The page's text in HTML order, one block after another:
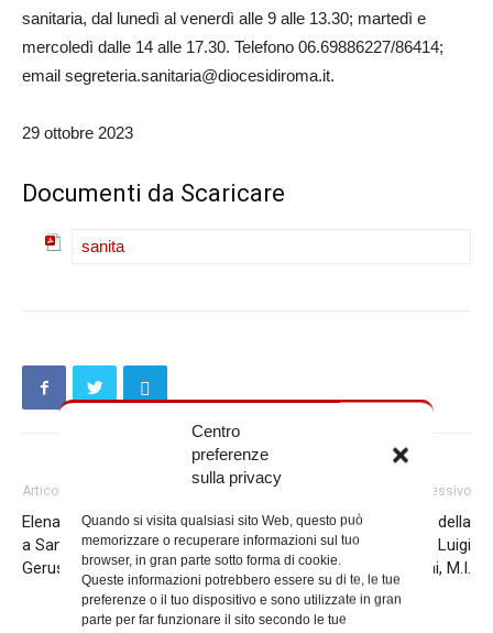
Centro
preferenze
sulla privacy
Quando si visita qualsiasi sito Web, questo può
memorizzare o recuperare informazioni sul tuo
browser, in gran parte sotto forma di cookie.
Queste informazioni potrebbero essere su di te, le tue
preferenze o il tuo dispositivo e sono utilizzate in gran
parte per far funzionare il sito secondo le tue
sanitaria, dal lunedì al venerdì alle 9 alle 13.30; martedì e
mercoledì dalle 14 alle 17.30. Telefono 06.69886227/86414;
email segreteria.sanitaria@diocesidiroma.it.
29 ottobre 2023
Documenti da Scaricare
sanita
Articolo precedente
Elena e Costantino, una serata
a Santa Croce in
Gerusalemme
Articolo successivo
E’ entrato nella luce della
Resurrezione padre Luigi
Secchi, M.I.